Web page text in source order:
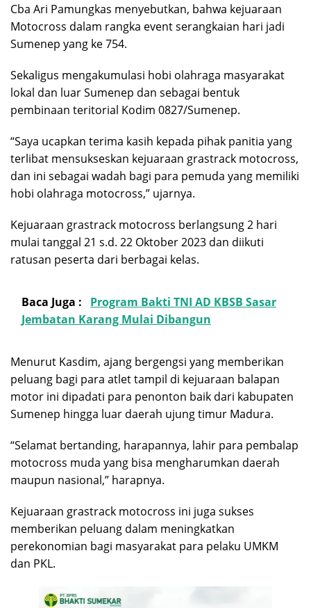
Cba Ari Pamungkas menyebutkan, bahwa kejuaraan
Motocross dalam rangka event serangkaian hari jadi
Sumenep yang ke 754.
Sekaligus mengakumulasi hobi olahraga masyarakat
lokal dan luar Sumenep dan sebagai bentuk
pembinaan teritorial Kodim 0827/Sumenep.
“Saya ucapkan terima kasih kepada pihak panitia yang
terlibat mensukseskan kejuaraan grastrack motocross,
dan ini sebagai wadah bagi para pemuda yang memiliki
hobi olahraga motocross,” ujarnya.
Kejuaraan grastrack motocross berlangsung 2 hari
mulai tanggal 21 s.d. 22 Oktober 2023 dan diikuti
ratusan peserta dari berbagai kelas.
Baca Juga :
Program Bakti TNI AD KBSB Sasar
Jembatan Karang Mulai Dibangun
Menurut Kasdim, ajang bergengsi yang memberikan
peluang bagi para atlet tampil di kejuaraan balapan
motor ini dipadati para penonton baik dari kabupaten
Sumenep hingga luar daerah ujung timur Madura.
“Selamat bertanding, harapannya, lahir para pembalap
motocross muda yang bisa mengharumkan daerah
maupun nasional,” harapnya.
Kejuaraan grastrack motocross ini juga sukses
memberikan peluang dalam meningkatkan
perekonomian bagi masyarakat para pelaku UMKM
dan PKL.